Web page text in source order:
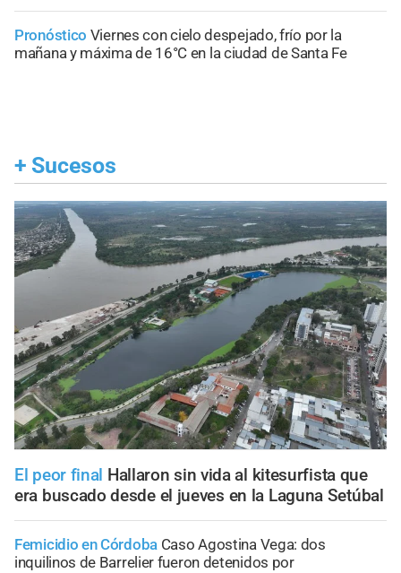
Pronóstico Viernes con cielo despejado, frío por la
mañana y máxima de 16°C en la ciudad de Santa Fe
+ Sucesos
El peor final Hallaron sin vida al kitesurfista que
era buscado desde el jueves en la Laguna Setúbal
Femicidio en Córdoba Caso Agostina Vega: dos
inquilinos de Barrelier fueron detenidos por